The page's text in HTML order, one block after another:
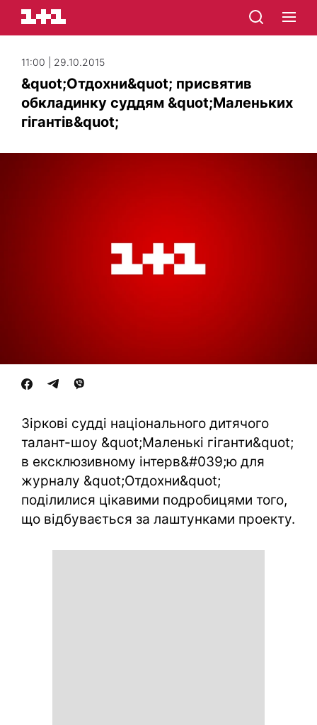
11:00 | 29.10.2015
&quot;Отдохни&quot; присвятив
обкладинку суддям &quot;Маленьких
гігантів&quot;
Зіркові судді національного дитячого
талант-шоу &quot;Маленькі гіганти&quot;
в ексклюзивному інтерв&#039;ю для
журналу &quot;Отдохни&quot;
поділилися цікавими подробицями того,
що відбувається за лаштунками проекту.